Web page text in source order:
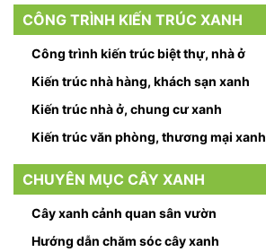
CÔNG TRÌNH KIẾN TRÚC XANH
Công trình kiến trúc biệt thự, nhà ở
Kiến trúc nhà hàng, khách sạn xanh
Kiến trúc nhà ở, chung cư xanh
Kiến trúc văn phòng, thương mại xanh
CHUYÊN MỤC CÂY XANH
Cây xanh cảnh quan sân vườn
Hướng dẫn chăm sóc cây xanh